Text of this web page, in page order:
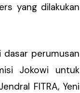
yang dilakukan
dasar perumusan
Jokowi untuk
FITRA, Yeni